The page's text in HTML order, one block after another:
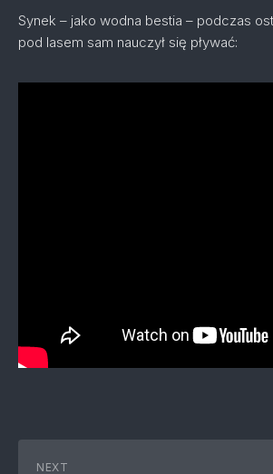
Synek – jako wodna bestia – podczas
pod lasem sam nauczył się pływać:
NEXT